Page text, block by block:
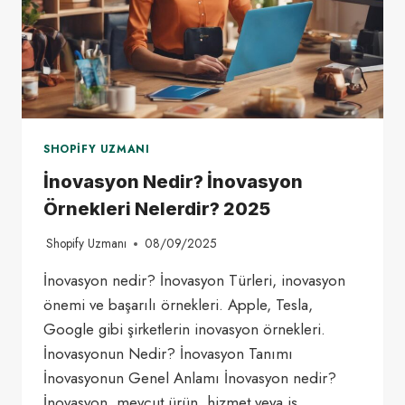
SHOPIFY UZMANI
İnovasyon Nedir? İnovasyon
Örnekleri Nelerdir? 2025
Shopify Uzmanı 08/09/2025
İnovasyon nedir? İnovasyon Türleri, inovasyon
önemi ve başarılı örnekleri. Apple, Tesla,
Google gibi şirketlerin inovasyon örnekleri.
İnovasyonun Nedir? İnovasyon Tanımı
İnovasyonun Genel Anlamı İnovasyon nedir?